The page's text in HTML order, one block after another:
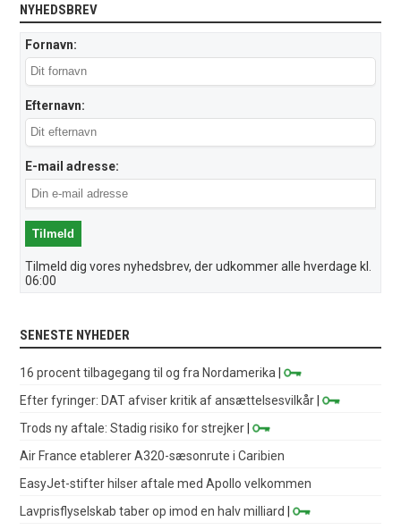
NYHEDSBREV
Fornavn:
Efternavn:
E-mail adresse:
Tilmeld dig vores nyhedsbrev, der udkommer alle hverdage kl.
06:00
SENESTE NYHEDER
16 procent tilbagegang til og fra Nordamerika |
Efter fyringer: DAT afviser kritik af ansættelsesvilkår |
Trods ny aftale: Stadig risiko for strejker |
Air France etablerer A320-sæsonrute i Caribien
EasyJet-stifter hilser aftale med Apollo velkommen
Lavprisflyselskab taber op imod en halv milliard
|